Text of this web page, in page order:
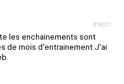
#9001
les enchainements sont
de mois d'entrainement.J'ai